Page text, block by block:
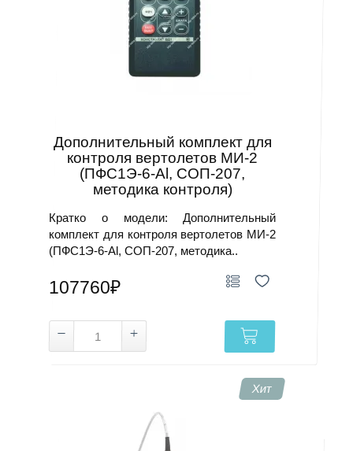
Дополнительный комплект для
контроля вертолетов МИ-2
(ПФС1Э-6-Al, СОП-207,
методика контроля)
Кратко о модели: Дополнительный
комплект для контроля вертолетов МИ-2
(ПФС1Э-6-Al, СОП-207, методика..
107760₽
Хит